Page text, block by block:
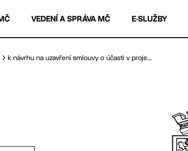
VEDENÍ A SPRÁVA MČ E-SLUŽBY
k návrhu na uzavření smlouvy o účasti v proje...